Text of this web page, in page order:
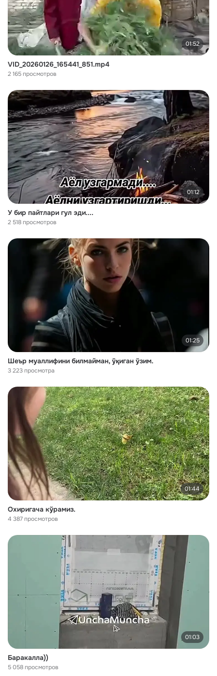
01:52
VID_20260126_165441_851.mp4
2 165 просмотров
01:12
У бир пайтлари гул эди....
2 518 просмотров
01:25
Шеър муаллифини билмайман, ўқиган ўзим.
3 223 просмотра
01:44
Охиригача кўрамиз.
4 387 просмотров
01:03
Баракалла))
5 058 просмотров